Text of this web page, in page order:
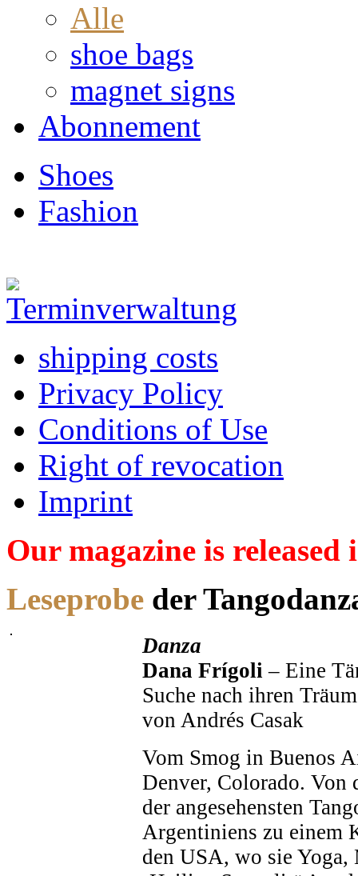
Alle
shoe bags
magnet signs
Abonnement
Shoes
Fashion
shipping costs
Privacy Policy
Conditions of Use
Right of revocation
Imprint
Our magazine is
Leseprobe der
Danza
Dana Frígoli – Eine
Suche nach ihren
von Andrés Casak
Vom Smog in Buenos
Denver, Colorado. Von
der angesehensten
Argentiniens zu einem
den USA, wo sie